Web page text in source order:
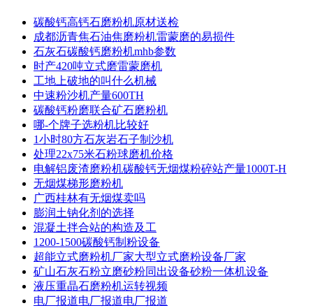
碳酸钙高钙石磨粉机原材送检
成都沥青焦石油焦磨粉机雷蒙磨的易损件
石灰石碳酸钙磨粉机mhb参数
时产420吨立式磨雷蒙磨机
工地上破地的叫什么机械
中速粉沙机产量600TH
碳酸钙粉磨联合矿石磨粉机
哪-个牌子选粉机比较好
1小时80方石灰岩石子制沙机
处理22x75米石粉球磨机价格
电解铝废渣磨粉机碳酸钙无烟煤粉碎站产量1000T-H
无烟煤梯形磨粉机
广西桂林有无烟煤卖吗
膨润土钠化剂的选择
混凝土拌合站的构造及工
1200-1500碳酸钙制粉设备
超能立式磨粉机厂家大型立式磨粉设备厂家
矿山石灰石粉立磨砂粉同出设备砂粉一体机设备
液压重晶石磨粉机运转视频
电厂报道电厂报道电厂报道